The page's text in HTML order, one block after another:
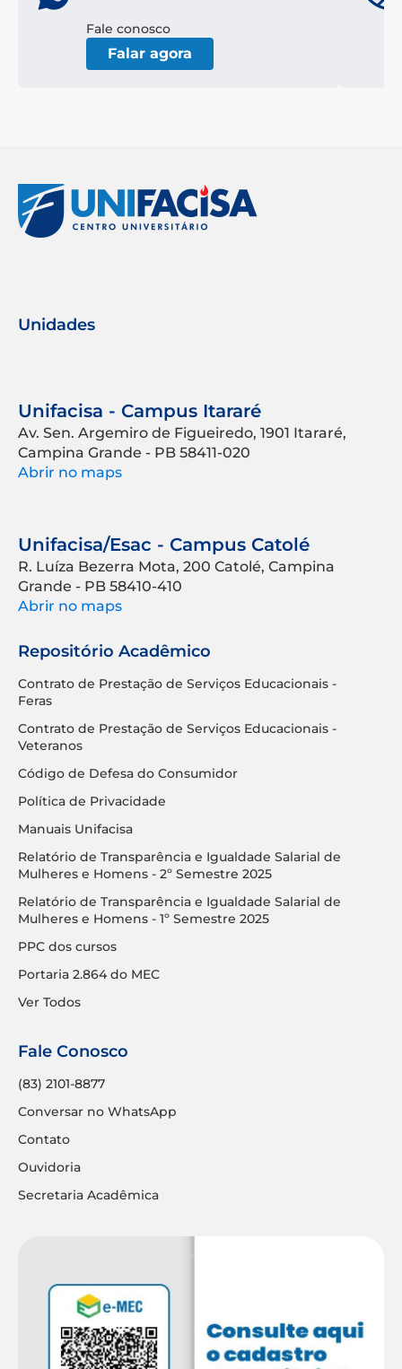
Fale conosco
Falar agora
Unidades
Unifacisa - Campus Itararé
Av. Sen. Argemiro de Figueiredo, 1901 Itararé,
Campina Grande - PB 58411-020
Abrir no maps
Unifacisa/Esac - Campus Catolé
R. Luíza Bezerra Mota, 200 Catolé, Campina
Grande - PB 58410-410
Abrir no maps
Repositório Acadêmico
Contrato de Prestação de Serviços Educacionais -
Feras
Contrato de Prestação de Serviços Educacionais -
Veteranos
Código de Defesa do Consumidor
Política de Privacidade
Manuais Unifacisa
Relatório de Transparência e Igualdade Salarial de
Mulheres e Homens - 2º Semestre 2025
Relatório de Transparência e Igualdade Salarial de
Mulheres e Homens - 1º Semestre 2025
PPC dos cursos
Portaria 2.864 do MEC
Ver Todos
Fale Conosco
(83) 2101-8877
Conversar no WhatsApp
Contato
Ouvidoria
Secretaria Acadêmica